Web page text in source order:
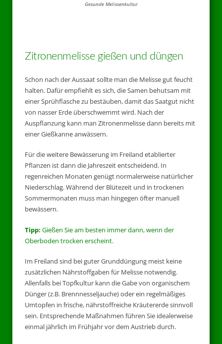
Gesunde Melissenkultur
Zitronenmelisse gießen und düngen
Schon nach der Aussaat sollte man die Melisse gut feucht
halten. Dafür empfiehlt es sich, die Samen behutsam mit
einer Sprühflasche zu bestäuben, damit das Saatgut nicht
von nasser Erde überschwemmt wird. Nach der
Auspflanzung kann man Zitronenmelisse dann bereits mit
einer Gießkanne anwässern.
Für die weitere Bewässerung im Freiland etablierter
Pflanzen ist dann die Jahreszeit entscheidend. In
regenreichen Monaten genügt normalerweise natürlicher
Niederschlag. Während der Blütezeit und in trockenen
Sommermonaten muss man hingegen öfter manuell
bewässern.
Tipp: Gießen Sie am besten immer dann, wenn der
Oberboden trocken erscheint.
Im Freiland sind bei guter Grunddüngung meist keine
zusätzlichen Nährstoffgaben für Melisse notwendig.
Allenfalls bei Topfkultur kann die Gabe von organischem
Dünger (z.B. Brennnesseljauche) oder ein regelmäßiges
Umtopfen in frische, nährstoffreiche Kräutererde sinnvoll
sein. Entsprechende Maßnahmen führen Sie idealerweise
einmal jährlich im Frühjahr vor dem Austrieb durch.